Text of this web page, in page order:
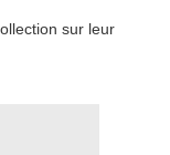
sur leur